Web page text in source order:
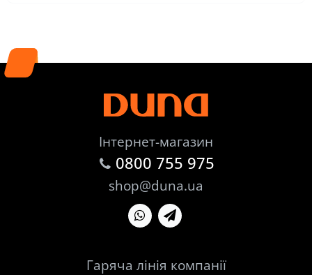
Інтернет-магазин
0800 755 975
shop@duna.ua
Гаряча лінія компанії